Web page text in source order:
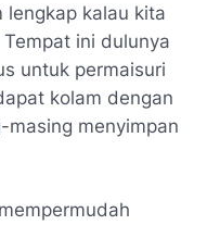
lengkap kalau kita
Tempat ini dulunya
untuk permaisuri
kolam dengan
menyimpan